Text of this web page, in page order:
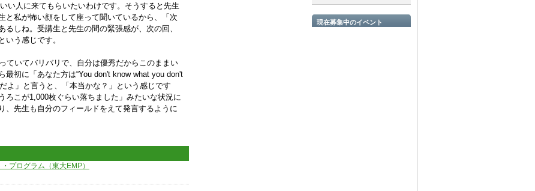
い人に来てもらいたいわけです。そうすると先生
と私が怖い顔をして座って聞いているから、「次
しね。受講生と先生の間の緊張感が、次の回、
いう感じです。
ていてバリバリで、自分は優秀だからこのままい
最初に「あなた方は“You don't know what you don't
よ」と言うと、「本当かな？」という感じです
ろこが1,000枚ぐらい落ちました」みたいな状況に
、先生も自分のフィールドをえて発言するように
プログラム（東大EMP）
現在募集中のイベント